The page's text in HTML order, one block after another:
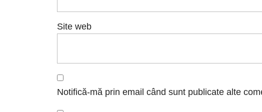
Site web
Notifică-mă prin email când sunt publicate alte